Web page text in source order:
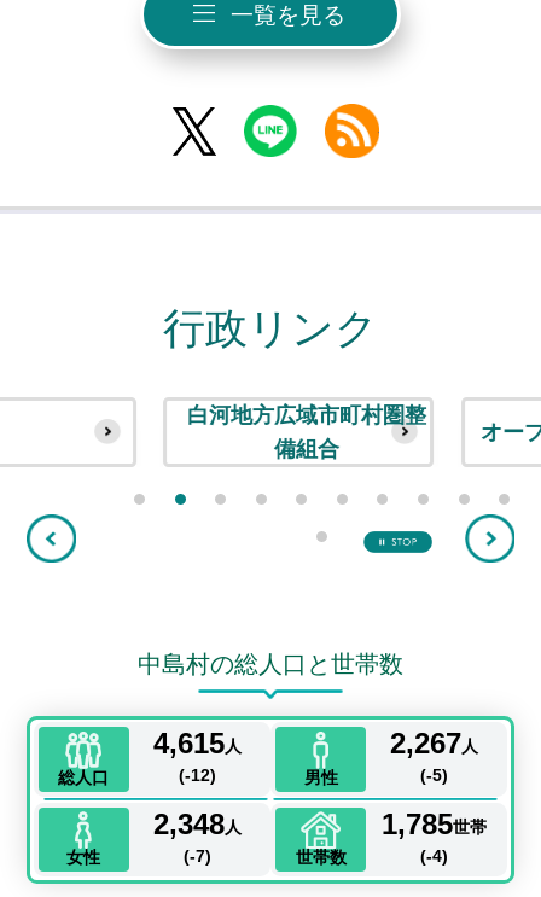
2026年7月24日
指定納付受託者の指定について
2026年7月16日
2026年7月15日
令和8年度公共工事等の入札及び契約の
一覧を見る
LINE RSS
行政リンク
停止
白河地方広域市町村圏整
備組合
オープ
1番目を表示2番目を表示3番目を表示4番目を表示5番目を表示6番目を表示7番目を表示8番目を表示
9番目を
11番目を表示
中島村の総人口と世帯数
総人口
4,615人
(-12) 男性
2,267人
(-5)
女性
2,348人
(-7) 世帯数
1,785世帯
(-4)